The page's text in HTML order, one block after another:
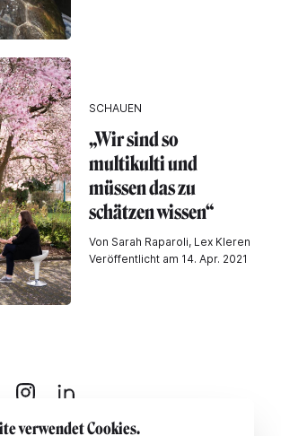
SCHAUEN
„Wir sind so
multikulti und
müssen das zu
schätzen wissen“
Von Sarah Raparoli, Lex Kleren
Veröffentlicht am 14. Apr. 2021
verwendet Cookies.